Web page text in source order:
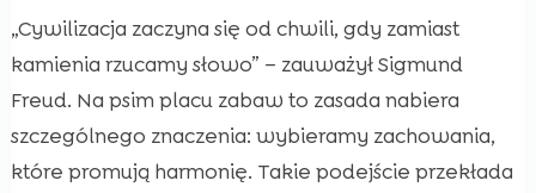
„Cywilizacja zaczyna się od chwili, gdy zamiast
kamienia rzucamy słowo” – zauważył Sigmund
Freud. Na psim placu zabaw to zasada nabiera
szczególnego znaczenia: wybieramy zachowania,
które promują harmonię. Takie podejście przekłada